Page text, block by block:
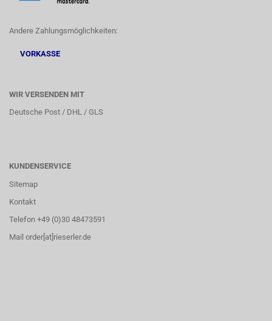
Andere Zahlungsmöglichkeiten:
VORKASSE
WIR VERSENDEN MIT
Deutsche Post / DHL / GLS
KUNDENSERVICE
Sitemap
Kontakt
Telefon +49 (0)30 48473591
Mail order[at]rieserler.de